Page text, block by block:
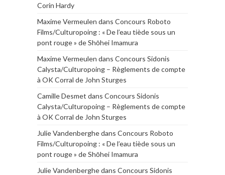
Corin Hardy
Maxime Vermeulen dans Concours Roboto
Films/Culturopoing : « De l’eau tiède sous un
pont rouge » de Shōhei Imamura
Maxime Vermeulen dans Concours Sidonis
Calysta/Culturopoing – Règlements de compte
à OK Corral de John Sturges
Camille Desmet dans Concours Sidonis
Calysta/Culturopoing – Règlements de compte
à OK Corral de John Sturges
Julie Vandenberghedans Concours Roboto
Films/Culturopoing : « De l’eau tiède sous un
pont rouge » de Shōhei Imamura
Julie Vandenberghedans Concours Sidonis